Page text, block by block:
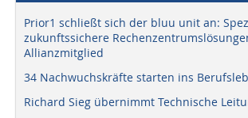
Prior1 schließt sich der bluu unit an:
zukunftssichere
Allianzmitglied
34 Nachwuchskräfte starten ins
Richard Sieg übernimmt Technische